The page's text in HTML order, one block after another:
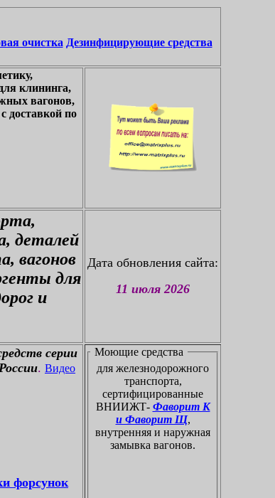
очистка Дезинфицирующие средства
клининга,
вагонов,
доставкой по
деталей
вагонов
для
и
Дата обновления сайта:
11 июля 2026
серии
. Видео
форсунок
Моющие средства
для железнодорожного
транспорта,
сертифицированные
ВНИИЖТ- Фаворит К
и Фаворит Щ,
внутренняя и наружная
замывка вагонов.